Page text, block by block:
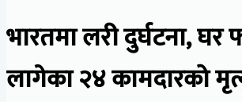
भारतमा लरी दुर्घटना, घर
लागेका २४ कामदारको